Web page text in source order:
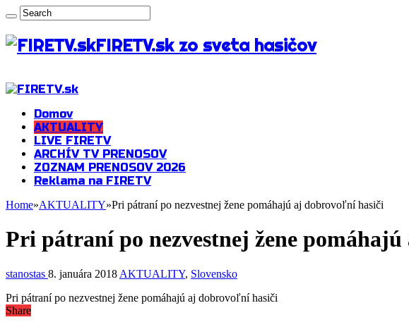
FIRETV.sk zo sveta hasičov
Domov
AKTUALITY
LIVE FIRETV
ARCHÍV TV PRENOSOV
ZOZNAM PRENOSOV 2026
Reklama na FIRETV
Home»AKTUALITY»Pri pátraní po nezvestnej žene pomáhajú aj dobrovoľní hasiči
Pri pátraní po nezvestnej žene
stanostas 8. januára 2018 AKTUALITY, Slovensko
Pri pátraní po nezvestnej žene pomáhajú aj dobrovoľní hasiči
Share